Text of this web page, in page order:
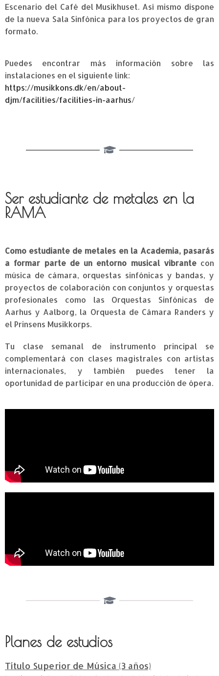
Escenario del Café del Musikhuset. Así mismo dispone
de la nueva Sala Sinfónica para los proyectos de gran
formato.
Puedes encontrar más información sobre las
instalaciones en el siguiente link:
https://musikkons.dk/en/about-
djm/facilities/facilities-in-aarhus/
Ser estudiante de metales en la
RAMA
Como estudiante de metales en la Academia, pasarás
a formar parte de un entorno musical vibrantecon
música de cámara, orquestas sinfónicas y bandas, y
proyectos de colaboración con conjuntos y orquestas
profesionales como las Orquestas Sinfónicas de
Aarhus y Aalborg, la Orquesta de Cámara Randers y
el Prinsens Musikkorps.
Tu clase semanal de instrumento principal se
complementará con clases magistrales con artistas
internacionales, y también puedes tener la
oportunidad de participar en una producción de ópera.
Planes de estudios
Título Superior de Música (3 años)